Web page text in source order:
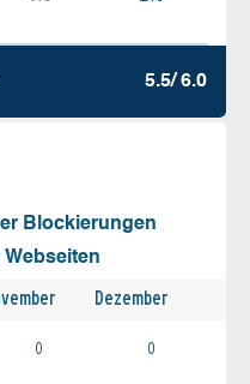
5.5/ 6.0
Blockierungen
Dezember
0 0